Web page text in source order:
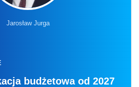
Jarosław Jurga
budżetowa od 2027